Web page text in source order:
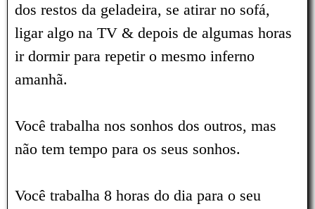
dos restos da geladeira, se atirar no sofá,
ligar algo na TV & depois de algumas horas
ir dormir para repetir o mesmo inferno
amanhã.
Você trabalha nos sonhos dos outros, mas
não tem tempo para os seus sonhos.
Você trabalha 8 horas do dia para o seu